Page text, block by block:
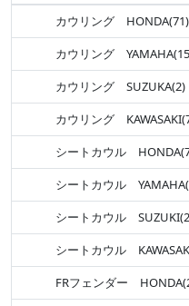
カウリング HONDA(71)
カウリング
カウリング SUZUKA(2)
カウリング
シートカウル
シートカウル
シートカウル
シートカウル
FRフェンダー